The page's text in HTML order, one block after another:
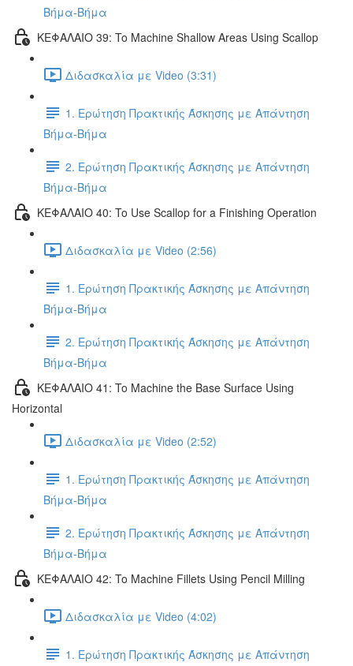
Βήμα-Βήμα
ΚΕΦΑΛΑΙΟ 39: To Machine Shallow Areas Using Scallop
Διδασκαλία με Video (3:31)
1. Ερώτηση Πρακτικής Άσκησης με Απάντηση
Βήμα-Βήμα
2. Ερώτηση Πρακτικής Άσκησης με Απάντηση
Βήμα-Βήμα
ΚΕΦΑΛΑΙΟ 40: To Use Scallop for a Finishing Operation
Διδασκαλία με Video (2:56)
1. Ερώτηση Πρακτικής Άσκησης με Απάντηση
Βήμα-Βήμα
2. Ερώτηση Πρακτικής Άσκησης με Απάντηση
Βήμα-Βήμα
ΚΕΦΑΛΑΙΟ 41: To Machine the Base Surface Using
Horizontal
Διδασκαλία με Video (2:52)
1. Ερώτηση Πρακτικής Άσκησης με Απάντηση
Βήμα-Βήμα
2. Ερώτηση Πρακτικής Άσκησης με Απάντηση
Βήμα-Βήμα
ΚΕΦΑΛΑΙΟ 42: To Machine Fillets Using Pencil Milling
Διδασκαλία με Video (4:02)
1. Ερώτηση Πρακτικής Άσκησης με Απάντηση